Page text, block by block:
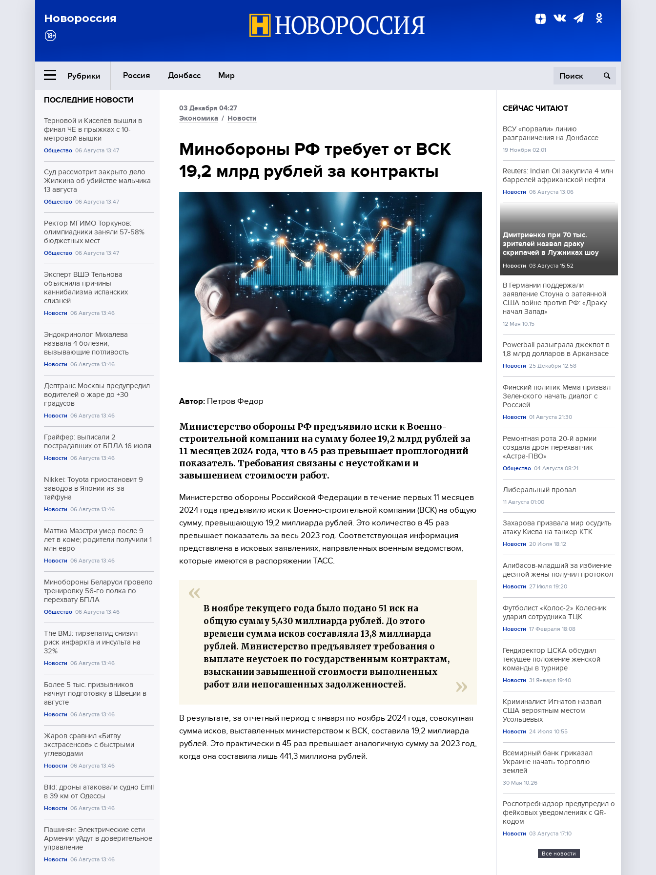
Новороссия
Рубрики Россия Донбасс Мир
Ближний Восток Политика
Общество
Экономика
Происшествия
Культура
Спорт
ПОСЛЕДНИЕ НОВОСТИ
Терновой и Киселёв вышли в
финал ЧЕ в прыжках с 10-
метровой вышки
Общество 06 Августа 13:47
Суд рассмотрит закрыто дело
Жилкина об убийстве мальчика
13 августа
Общество 06 Августа 13:47
Ректор МГИМО Торкунов:
олимпиадники заняли 57-58%
бюджетных мест
Общество 06 Августа 13:47
Эксперт ВШЭ Тельнова
объяснила причины
каннибализма испанских
слизней
Новости 06 Августа 13:46
Эндокринолог Михалева
назвала 4 болезни,
вызывающие потливость
Новости 06 Августа 13:46
Дептранс Москвы предупредил
водителей о жаре до +30
градусов
Новости 06 Августа 13:46
Грайфер: выписали 2
пострадавших от БПЛА 16 июля
Новости 06 Августа 13:46
Nikkei: Toyota приостановит 9
заводов в Японии из-за
тайфуна
Новости 06 Августа 13:46
Маттиа Маэстри умер после 9
лет в коме; родители получили 1
млн евро
Новости 06 Августа 13:46
Минобороны Беларуси провело
тренировку 56-го полка по
перехвату БПЛА
Общество 06 Августа 13:46
The BMJ: тирзепатид снизил
риск инфаркта и инсульта на
32%
Новости 06 Августа 13:46
Более 5 тыс. призывников
начнут подготовку в Швеции в
августе
Новости 06 Августа 13:46
Жаров сравнил «Битву
экстрасенсов» с быстрыми
углеводами
Новости 06 Августа 13:46
Bild: дроны атаковали судно Emil
в 39 км от Одессы
Новости 06 Августа 13:46
Пашинян: Электрические сети
Армении уйдут в доверительное
управление
Новости 06 Августа 13:46
03 Декабря 04:27
Экономика / Новости
Минобороны РФ требует от ВСК
19,2 млрд рублей за контракты
Автор: Петров Федор
Министерство обороны РФ предъявило иски к Военно-
строительной компании на сумму более 19,2 млрд рублей за
11 месяцев 2024 года, что в 45 раз превышает прошлогодний
показатель. Требования связаны с неустойками и
завышением стоимости работ.
Министерство обороны Российской Федерации в течение первых 11 месяцев
2024 года предъявило иски к Военно-строительной компании (ВСК) на общую
сумму, превышающую 19,2 миллиарда рублей. Это количество в 45 раз
превышает показатель за весь 2023 год. Соответствующая информация
представлена в исковых заявлениях, направленных военным ведомством,
которые имеются в распоряжении ТАСС.
В ноябре текущего года было подано 51 иск на
общую сумму 5,430 миллиарда рублей. До этого
времени сумма исков составляла 13,8 миллиарда
рублей. Министерство предъявляет требования о
выплате неустоек по государственным контрактам,
взыскании завышенной стоимости выполненных
работ или непогашенных задолженностей.
В результате, за отчетный период с января по ноябрь 2024 года, совокупная
сумма исков, выставленных министерством к ВСК, составила 19,2 миллиарда
рублей. Это практически в 45 раз превышает аналогичную сумму за 2023 год,
когда она составила лишь 441,3 миллиона рублей.
СЕЙЧАС ЧИТАЮТ
ВСУ «порвали» линию
разграничения на Донбассе
19 Ноября 02:01
Reuters: Indian Oil закупила 4 млн
баррелей африканской нефти
Новости 06 Августа 13:06
Дмитриенко при 70 тыс.
зрителей назвал драку
скрипачей в Лужниках шоу
Новости 03 Августа 15:52
В Германии поддержали
заявление Стоуна о затеянной
США войне против РФ: «Драку
начал Запад»
12 Мая 10:15
Powerball разыграла джекпот в
1,8 млрд долларов в Арканзасе
Новости 25 Декабря 12:58
Финский политик Мема призвал
Зеленского начать диалог с
Россией
Новости 01 Августа 21:30
Ремонтная рота 20-й армии
создала дрон-перехватчик
«Астра-ПВО»
Общество 04 Августа 08:21
Либеральный провал
11 Августа 01:00
Захарова призвала мир осудить
атаку Киева на танкер КТК
Новости 20 Июля 18:12
Алибасов-младший за избиение
десятой жены получил протокол
Новости 27 Июля 19:20
Футболист «Колос-2» Колесник
ударил сотрудника ТЦК
Новости 17 Февраля 18:08
Гендиректор ЦСКА обсудил
текущее положение женской
команды в турнире
Новости 31 Января 19:40
Криминалист Игнатов назвал
США вероятным местом
Усольцевых
Новости 24 Июля 10:55
Всемирный банк приказал
Украине начать торговлю
землей
30 Мая 10:26
Роспотребнадзор предупредил о
фейковых уведомлениях с QR-
кодом
Новости 03 Августа 17:10
Все новости